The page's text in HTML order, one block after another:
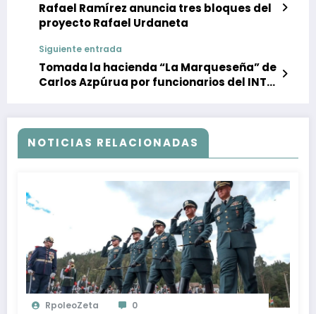
Rafael Ramírez anuncia tres bloques del
proyecto Rafael Urdaneta
Siguiente entrada
Tomada la hacienda “La Marqueseña” de
Carlos Azpúrua por funcionarios del INTI
NOTICIAS RELACIONADAS
RpoleoZeta 0